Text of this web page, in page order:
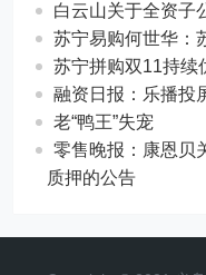
白云山关于全资子
苏宁易购何世华：
苏宁拼购双11持续
融资日报：乐播投
老“鸭王”失宠
零售晚报：康恩贝
质押的公告